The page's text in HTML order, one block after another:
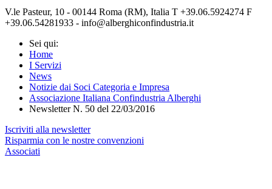
V.le Pasteur, 10 - 00144 Roma (RM), Italia T +39.06.5924274 F
+39.06.54281933 - info@alberghiconfindustria.it
Sei qui:
Home
I Servizi
News
Notizie dai Soci Categoria e Impresa
Associazione Italiana Confindustria Alberghi
Newsletter N. 50 del 22/03/2016
Iscriviti alla newsletter
Risparmia con le nostre convenzioni
Associati